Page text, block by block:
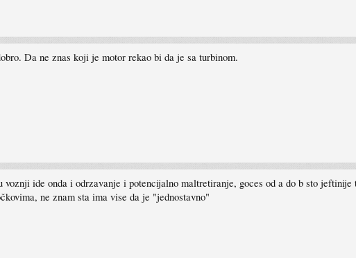
Da ne znas koji je motor rekao bi da je sa turbinom.
ide onda i odrzavanje i potencijalno maltretiranje, goces od a do b sto
ne znam sta ima vise da je "jednostavno"